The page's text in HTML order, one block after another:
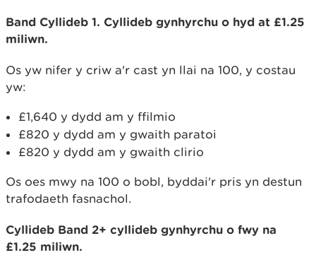
Band Cyllideb 1. Cyllideb gynhyrchu o hyd at £1.25
miliwn.
Os yw nifer y criw a'r cast yn llai na 100, y costau
yw:
£1,640 y dydd am y ffilmio
£820 y dydd am y gwaith paratoi
£820 y dydd am y gwaith clirio
Os oes mwy na 100 o bobl, byddai'r pris yn destun
trafodaeth fasnachol.
Cyllideb Band 2+ cyllideb gynhyrchu o fwy na
£1.25 miliwn.